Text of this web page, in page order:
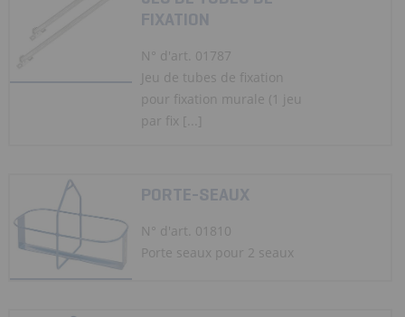
FIXATION
N° d'art. 01787
Jeu de tubes de fixation
pour fixation murale (1 jeu
par fix [...]
PORTE-SEAUX
N° d'art. 01810
Porte seaux pour 2 seaux